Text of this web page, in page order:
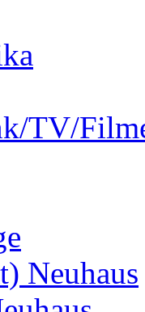
TV/
Neuhaus